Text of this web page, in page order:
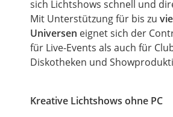
sich Lichtshows schnell und
Mit Unterstützung für bis zu
Universen eignet sich der
für Live-Events als auch für
Diskotheken und
Kreative Lichtshows ohne PC